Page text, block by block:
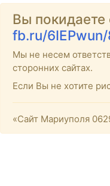
Вы покидаете
fb.ru/6IEPwun/
Мы не несем
сторонних сайтах.
Если Вы не хотите
«Сайт Мариуполя